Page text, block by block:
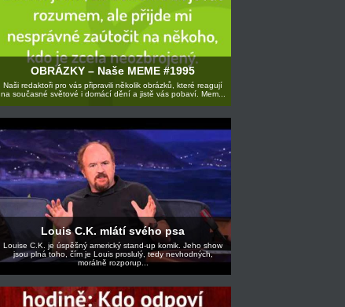
OBRÁZKY – Naše MEME #1995
Naši redaktoři pro vás připravili několik obrázků, které reagují
na současné světové i domácí dění a jistě vás pobaví. Mem...
Louis C.K. mlátí svého psa
Louise C.K. je úspěšný americký stand-up komik. Jeho show
jsou plná toho, čím je Louis proslulý, tedy nevhodných,
morálně rozporup...